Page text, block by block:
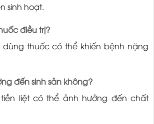
sinh hoạt.
điều trị?
dùng thuốc có thể khiến bệnh nặng
đến sinh sản không?
liệt có thể ảnh hưởng đến chất